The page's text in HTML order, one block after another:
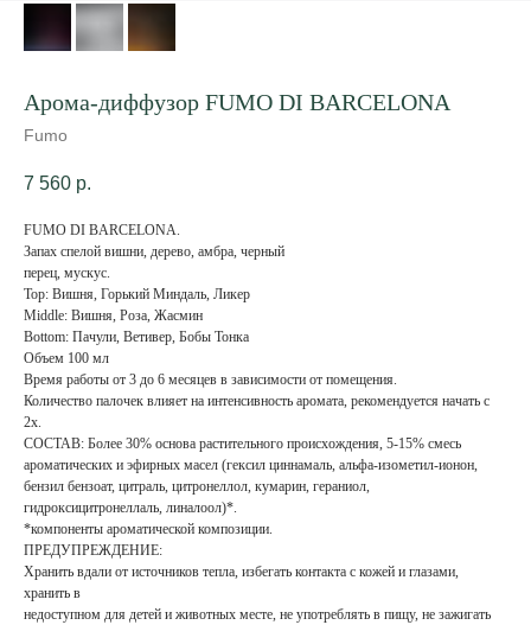
Арома-диффузор FUMO DI BARCELONA
Fumo
7 560 р.
FUMO DI BARCELONA.
Запах спелой вишни, дерево, амбра, черный
перец, мускус.
Top: Вишня, Горький Миндаль, Ликер
Middle: Вишня, Роза, Жасмин
Bottom: Пачули, Ветивер, Бобы Тонка
Объем 100 мл
Время работы от 3 до 6 месяцев в зависимости от помещения.
Количество палочек влияет на интенсивность аромата, рекомендуется начать с
2х.
СОСТАВ: Более 30% основа растительного происхождения, 5-15% смесь
ароматических и эфирных масел (гексил циннамаль, альфа-изометил-ионон,
бензил бензоат, цитраль, цитронеллол, кумарин, гераниол,
гидроксицитронеллаль, линалоол)*.
*компоненты ароматической композиции.
ПРЕДУПРЕЖДЕНИЕ:
Хранить вдали от источников тепла, избегать контакта с кожей и глазами,
хранить в
недоступном для детей и животных месте, не употреблять в пищу, не зажигать